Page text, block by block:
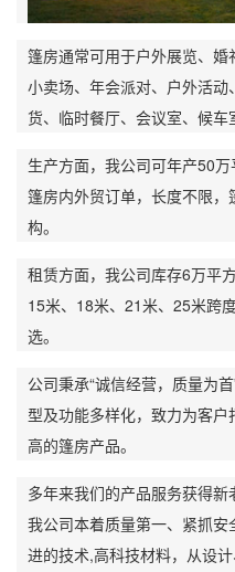
篷房通常可用于户外展览、
小卖场、年会派对、户外活
货、临时餐厅、会议室、候车
生产方面，我公司可年产50
篷房内外贸订单，长度不限
构。
租赁方面，我公司库存6万平
15米、18米、21米、25米跨
选。
公司秉承“诚信经营，质量为
型及功能多样化，致力为客
高的篷房产品。
多年来我们的产品服务获得新
我公司本着质量第一、紧抓
进的技术,高科技材料，从设